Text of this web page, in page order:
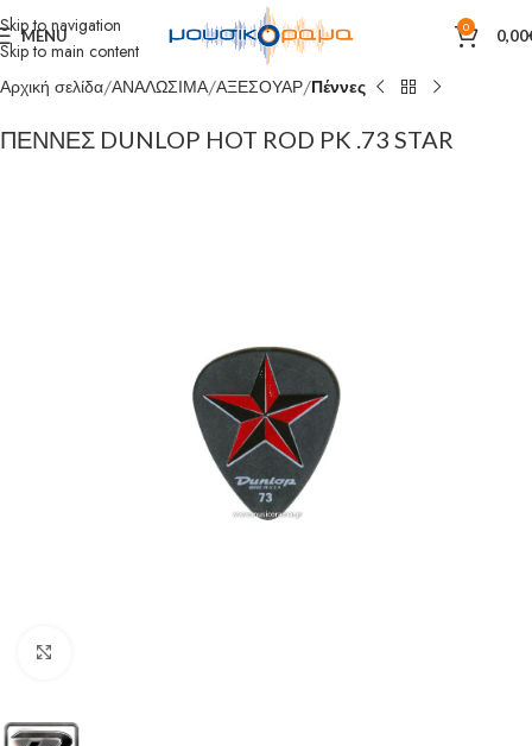
Skip to navigation
Skip to main content
MENU 0 0,00
Αρχική σελίδα ΑΝΑΛΩΣΙΜΑ ΑΞΕΣΟΥΑΡ Πέννες
ΠΕΝΝΕΣ DUNLOP HOT ROD PK .73 STAR